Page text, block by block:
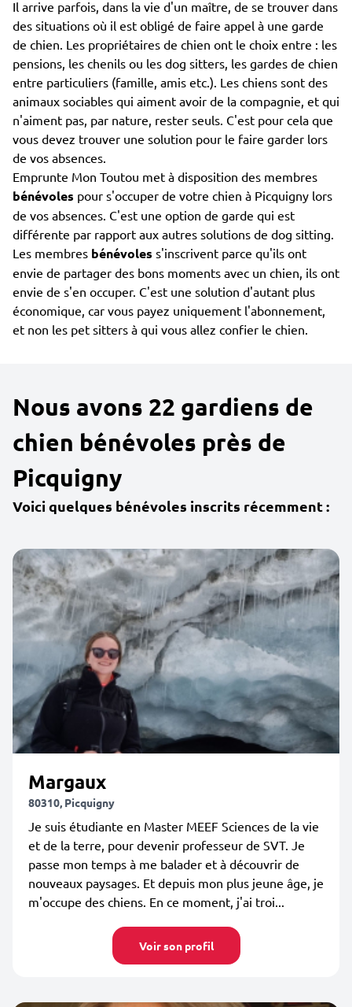
Il arrive parfois, dans la vie d'un maître, de se trouver dans
des situations où il est obligé de faire appel à une garde
de chien. Les propriétaires de chien ont le choix entre : les
pensions, les chenils ou les dog sitters, les gardes de chien
entre particuliers (famille, amis etc.). Les chiens sont des
animaux sociables qui aiment avoir de la compagnie, et qui
n'aiment pas, par nature, rester seuls. C'est pour cela que
vous devez trouver une solution pour le faire garder lors
de vos absences.
Emprunte Mon Toutou met à disposition des membres
bénévoles pour s'occuper de votre chien à Picquigny lors
de vos absences. C'est une option de garde qui est
différente par rapport aux autres solutions de dog sitting.
Les membres bénévoles s'inscrivent parce qu'ils ont
envie de partager des bons moments avec un chien, ils ont
envie de s'en occuper. C'est une solution d'autant plus
économique, car vous payez uniquement l'abonnement,
et non les pet sitters à qui vous allez confier le chien.
Nous avons 22 gardiens de
chien bénévoles près de
Picquigny
Voici quelques bénévoles inscrits récemment :
Margaux
80310, Picquigny
Je suis étudiante en Master MEEF Sciences de la vie
et de la terre, pour devenir professeur de SVT. Je
passe mon temps à me balader et à découvrir de
nouveaux paysages. Et depuis mon plus jeune âge, je
m'occupe des chiens. En ce moment, j'ai troi...
Voir son profil